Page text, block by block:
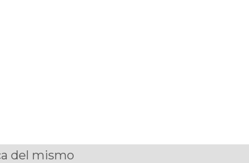
del mismo